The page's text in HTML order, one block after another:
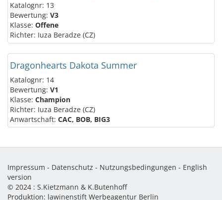
Katalognr: 13
Bewertung: V3
Klasse: Offene
Richter: Iuza Beradze (CZ)
Dragonhearts Dakota Summer
Katalognr: 14
Bewertung: V1
Klasse: Champion
Richter: Iuza Beradze (CZ)
Anwartschaft: CAC, BOB, BIG3
Impressum - Datenschutz - Nutzungsbedingungen - English
version
© 2024 : S.Kietzmann & K.Butenhoff
Produktion: lawinenstift Werbeagentur Berlin